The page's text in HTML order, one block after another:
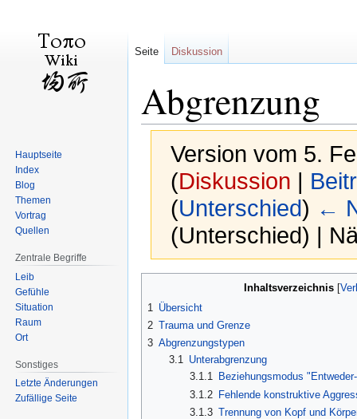
Abgrenzung
Version vom 5.
(Diskussion |
(Unterschied) ←
(Unterschied) |
Navigation
Suche
Inhaltsverzeichnis
1
Übersicht
2 Trauma und Grenze
3 Abgrenzungstypen
3.1 Unterabgrenzung
3.1.1 Beziehungsmodus
3.1.2 Fehlende konstruktive
3.1.3 Trennung von Kopf und
Seite Diskussion
Hauptseite
Index
Blog
Themen
Vortrag
Quellen
Zentrale Begriffe
Leib
Gefühle
Situation
Raum
Ort
Sonstiges
Letzte Änderungen
Zufällige Seite